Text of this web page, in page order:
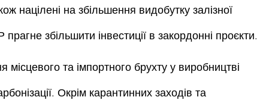
націлені на збільшення видобутку залізної
збільшити інвестиції в закордонні проєкти.
місцевого та імпортного брухту у виробництві
Окрім карантинних заходів та